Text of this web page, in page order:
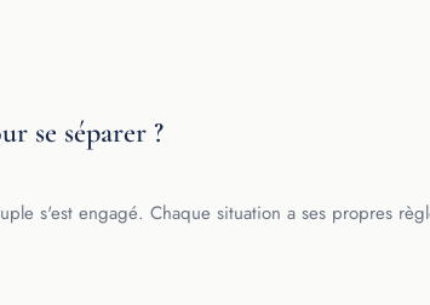
se séparer ?
s'est engagé. Chaque situation a ses propres